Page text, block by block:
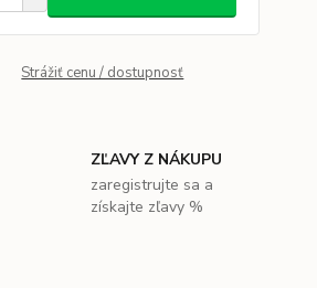
Strážiť cenu / dostupnosť
ZĽAVY Z NÁKUPU
zaregistrujte sa a
získajte zľavy %